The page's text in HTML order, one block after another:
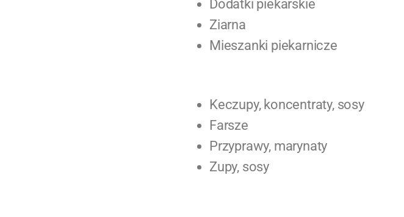
Dodatki piekarskie
Ziarna
Mieszanki piekarnicze
Keczupy, koncentraty, sosy
Farsze
Przyprawy, marynaty
Zupy, sosy